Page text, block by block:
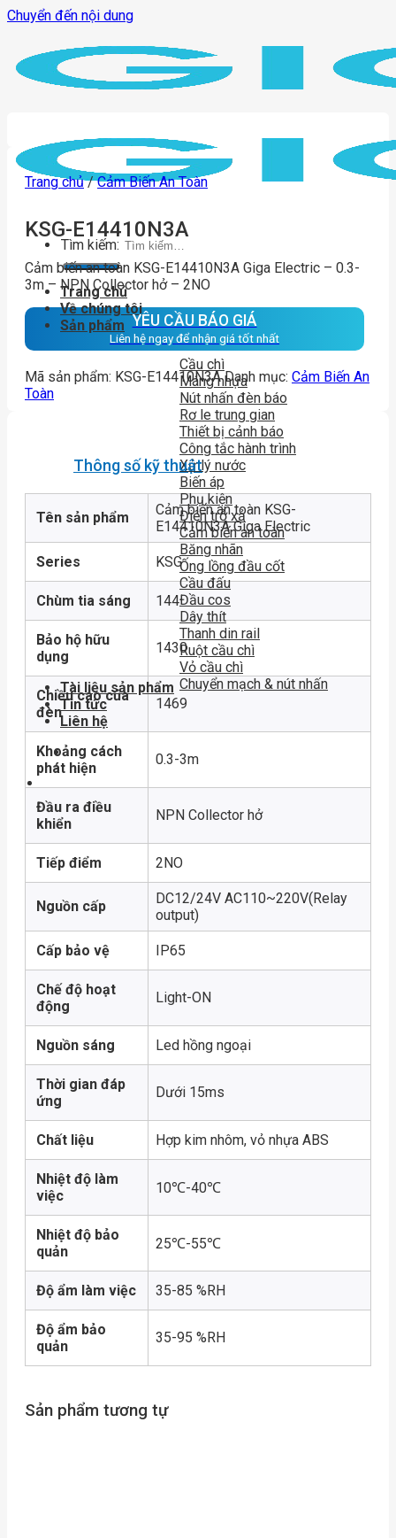
Chuyển đến nội dung
Tìm kiếm:
Trang chủ
Về chúng tôi
Sản phẩm
Cầu chì
Máng nhựa
Nút nhấn đèn báo
Rơ le trung gian
Thiết bị cảnh báo
Công tắc hành trình
Xử lý nước
Biến áp
Phụ kiện
Điện trở xả
Cảm biến an toàn
Băng nhãn
Ống lồng đầu cốt
Cầu đấu
Đầu cos
Dây thít
Thanh din rail
Ruột cầu chì
Vỏ cầu chì
Chuyển mạch & nút nhấn
Tài liệu sản phẩm
Tin tức
Liên hệ
Trang chủ / Cảm Biến An Toàn
KSG-E14410N3A
Cảm biến an toàn KSG-E14410N3A Giga Electric – 0.3-
3m – NPN Collector hở – 2NO
YÊU CẦU BÁO GIÁ
Liên hệ ngay để nhận giá tốt nhất
Mã sản phẩm: KSG-E14410N3A Danh mục: Cảm Biến An
Toàn
Thông số kỹ thuật
Tên sản phẩm
Cảm biến an toàn KSG-
E14410N3A Giga Electric
Series KSG
Chùm tia sáng 144
Bảo hộ hữu
dụng
1430
Chiều cao của
đèn
1469
Khoảng cách
phát hiện
0.3-3m
Đầu ra điều
khiển
NPN Collector hở
Tiếp điểm 2NO
Nguồn cấp
DC12/24V AC110~220V(Relay
output)
Cấp bảo vệ IP65
Chế độ hoạt
động
Light-ON
Nguồn sáng Led hồng ngoại
Thời gian đáp
ứng
Dưới 15ms
Chất liệu Hợp kim nhôm, vỏ nhựa ABS
Nhiệt độ làm
việc
10℃-40℃
Nhiệt độ bảo
quản
25℃-55℃
Độ ẩm làm việc 35-85 %RH
Độ ẩm bảo
quản
35-95 %RH
Sản phẩm tương tự